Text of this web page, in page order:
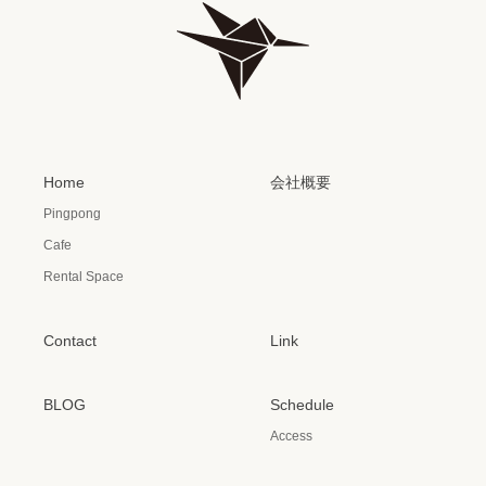
Home
Pingpong
Cafe
Rental Space
会社概要
Contact Link
BLOG Schedule
Access